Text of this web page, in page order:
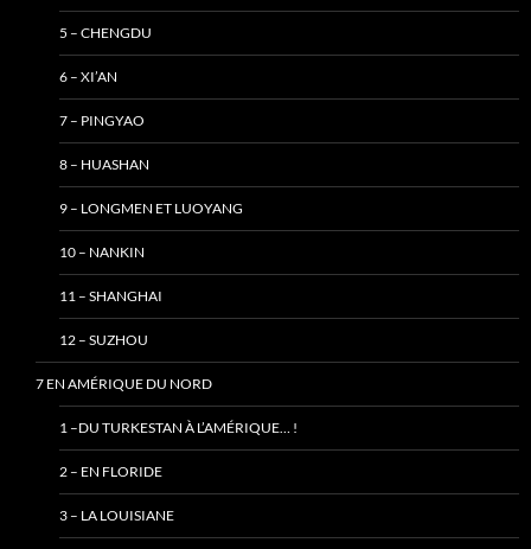
5 – CHENGDU
6 – XI’AN
7 – PINGYAO
8 – HUASHAN
9 – LONGMEN ET LUOYANG
10 – NANKIN
11 – SHANGHAI
12 – SUZHOU
7 EN AMÉRIQUE DU NORD
1 –DU TURKESTAN À L’AMÉRIQUE… !
2 – EN FLORIDE
3 – LA LOUISIANE